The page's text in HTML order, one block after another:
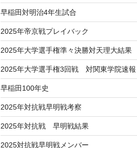
早稲田対明治4年生試合
2025年帝京戦プレイバック
2025年大学選手権準々決勝対天理大結果
2025年大学選手権3回戦 対関東学院速報
早稲田100年史
2025年対抗戦早明戦考察
2025年対抗戦 早明戦結果
2025対抗戦早明戦メンバー